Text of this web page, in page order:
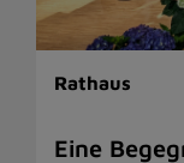
Rathaus
Eine